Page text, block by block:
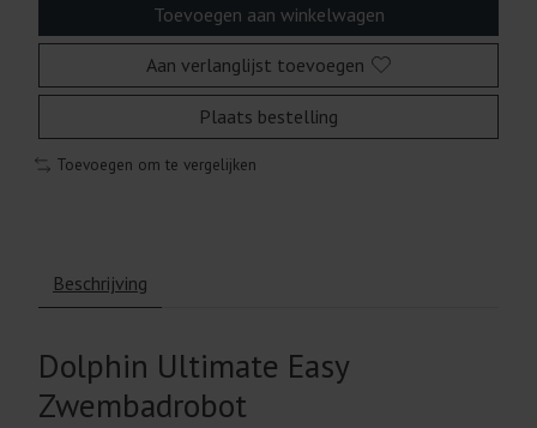
Toevoegen aan winkelwagen
Aan verlanglijst toevoegen
Plaats bestelling
Toevoegen om te vergelijken
Beschrijving
Dolphin Ultimate Easy
Zwembadrobot